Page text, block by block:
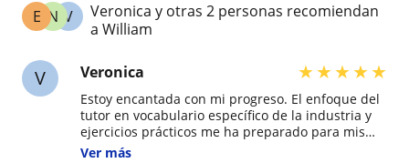
V
N
E
Veronica y otras 2 personas recomiendan
a William
V Veronica ★★★★★
Estoy encantada con mi progreso. El enfoque del
tutor en vocabulario específico de la industria y
ejercicios prácticos me ha preparado para mis
entrevistas de trabajo. ¡Gracias por tu dedicación
Ver más